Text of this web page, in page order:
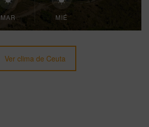
MAR MIÉ
Ver clima de Ceuta